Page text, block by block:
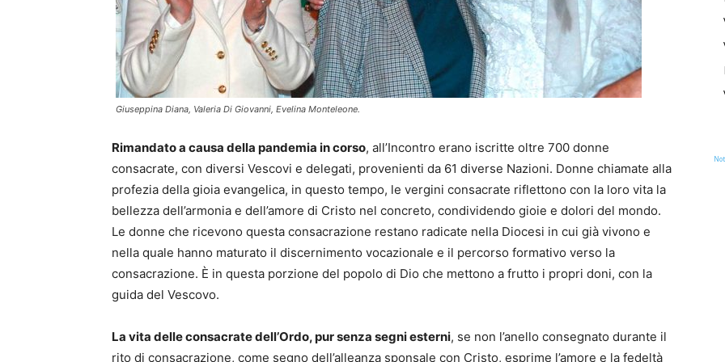
Giuseppina Diana, Valeria Di Giovanni, Evelina Monteleone.
Rimandato a causa della pandemia in corso, all’Incontro erano iscritte oltre 700 donne
consacrate, con diversi Vescovi e delegati, provenienti da 61 diverse Nazioni. Donne chiamate alla
profezia della gioia evangelica, in questo tempo, le vergini consacrate riflettono con la loro vita la
bellezza dell’armonia e dell’amore di Cristo nel concreto, condividendo gioie e dolori del mondo.
Le donne che ricevono questa consacrazione restano radicate nella Diocesi in cui già vivono e
nella quale hanno maturato il discernimento vocazionale e il percorso formativo verso la
consacrazione. È in questa porzione del popolo di Dio che mettono a frutto i propri doni, con la
guida del Vescovo.
La vita delle consacrate dell’Ordo, pur senza segni esterni, se non l’anello consegnato durante il
rito di consacrazione, come segno dell’alleanza sponsale con Cristo, esprime l’amore e la fedeltà